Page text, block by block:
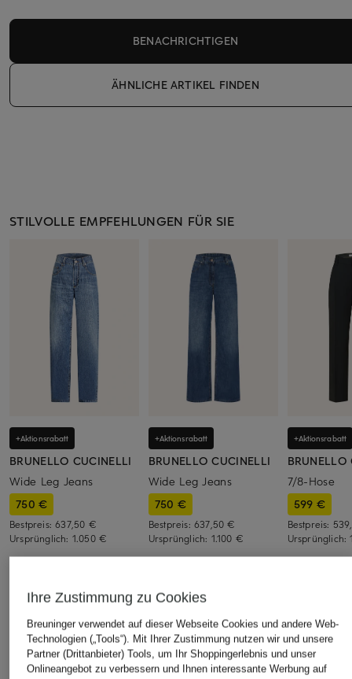
BENACHRICHTIGEN
ÄHNLICHE ARTIKEL FINDEN
STILVOLLE EMPFEHLUNGEN FÜR SIE
+Aktionsrabatt
BRUNELLO CUCINELLI
Wide Leg Jeans
750 €
Bestpreis:637,50 €
Ursprünglich: 1.050 €
+Aktionsrabatt
BRUNELLO CUCINELLI
Wide Leg Jeans
750 €
Bestpreis: 637,50 €
Ursprünglich: 1.100 €
+Aktionsrabatt
BRUNELLO
7/8-Hose
599 €
Bestpreis:
Ursprünglich:
ÄHNLICHE ARTIKEL ENTDECKEN
Ihre Zustimmung zu Cookies
Breuninger verwendet auf dieser Webseite Cookies und andere Web-
Technologien („Tools“). Mit Ihrer Zustimmung nutzen wir und unsere
Partner (Drittanbieter) Tools, um Ihr Shoppingerlebnis und unser
Onlineangebot zu verbessern und Ihnen interessante Werbung auf